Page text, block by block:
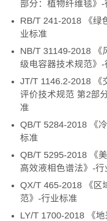
部分：植物纤维毯》-
RB/T 241-2018 《绿
业标准
NB/T 31149-2018 《
级电容器技术规范》-
JT/T 1146.2-2018 《
评价技术规范 第2部
准
QB/T 5284-2018 《
标准
QB/T 5295-2018 《
高效液相色谱法》-行
QX/T 465-2018 《区
范》-行业标准
LY/T 1700-2018 《